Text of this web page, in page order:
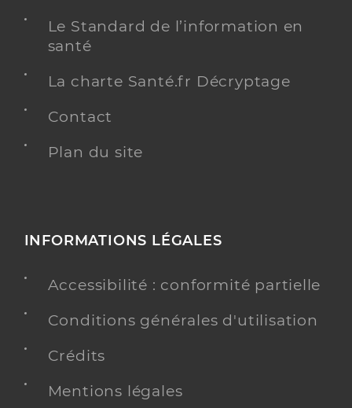
Le Standard de l’information en
santé
La charte Santé.fr Décryptage
Contact
Plan du site
INFORMATIONS LÉGALES
Accessibilité : conformité partielle
Conditions générales d'utilisation
Crédits
Mentions légales